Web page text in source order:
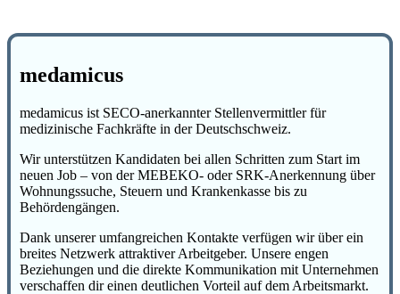
medamicus
medamicus ist SECO-anerkannter Stellenvermittler für
medizinische Fachkräfte in der Deutschschweiz.
Wir unterstützen Kandidaten bei allen Schritten zum Start im
neuen Job – von der MEBEKO- oder SRK-Anerkennung über
Wohnungssuche, Steuern und Krankenkasse bis zu
Behördengängen.
Dank unserer umfangreichen Kontakte verfügen wir über ein
breites Netzwerk attraktiver Arbeitgeber. Unsere engen
Beziehungen und die direkte Kommunikation mit Unternehmen
verschaffen dir einen deutlichen Vorteil auf dem Arbeitsmarkt.